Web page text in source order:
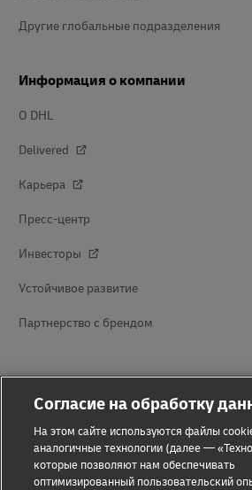
Другие глобальные подразделения
Информация о компании
О DHL
Delivered
Карьера
Пресс-центр
Инвесторы
Устойчивое развитие
Партнерство с брендом
Предупреждение о мошенничестве
Согласие на обработку
На этом сайте используются файлы
аналогичные технологии (далее —
которые позволяют нам обеспечивать
оптимизированный пользовательский